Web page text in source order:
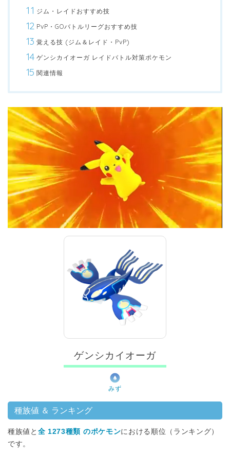
ジム・レイドおすすめ技
PvP・GOバトルリーグおすすめ技
覚える技 (ジム＆レイド・PvP)
ゲンシカイオーガ レイドバトル対策ポケモン
関連情報
ゲンシカイオーガ
みず
種族値 ＆ ランキング
種族値と 全 1273種類 のポケモンにおける順位（ランキング）
です。